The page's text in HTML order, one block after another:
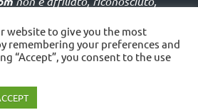
HabboTravel.com può servirsi di
proprietà intellettuali di Habbo
nelle Politiche sui Fansite.
(2012 - 2026) - V. 5.0
website to give you the most
remembering your preferences and
“Accept”, you consent to the use